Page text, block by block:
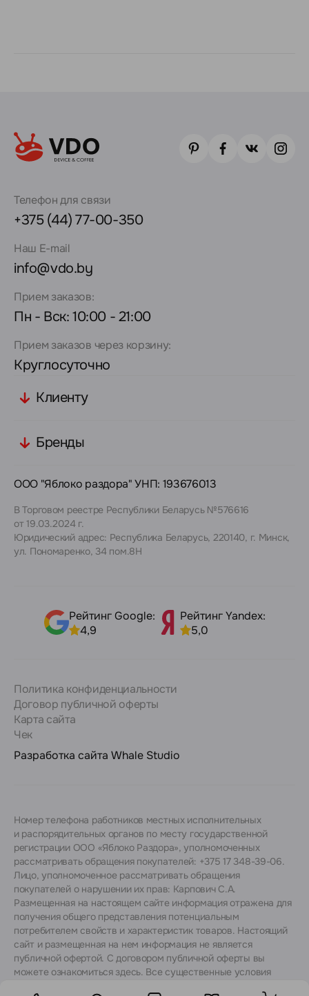
Телефон для связи
+375 (44) 77-00-350
Наш E-mail
info@vdo.by
Прием заказов:
Пн - Вск: 10:00 - 21:00
Прием заказов через корзину:
Круглосуточно
Клиенту
Бренды
ООО "Яблоко раздора" УНП: 193676013
В Торговом реестре Республики Беларусь №576616
от 19.03.2024 г.
Юридический адрес: Республика Беларусь, 220140, г. Минск,
ул. Пономаренко, 34 пом.8Н
Рейтинг Google:
4,9
Рейтинг Yandex:
5,0
Политика конфиденциальности
Договор публичной оферты
Карта сайта
Чек
Разработка сайта Whale Studio
Номер телефона работников местных исполнительных
и распорядительных органов по месту государственной
регистрации ООО «Яблоко Раздора», уполномоченных
рассматривать обращения покупателей: +375 17 348-39-06.
Лицо, уполномоченное рассматривать обращения
покупателей о нарушении их прав: Карпович С.А.
Размещенная на настоящем сайте информация отражена для
получения общего представления потенциальным
потребителем свойств и характеристик товаров. Настоящий
сайт и размещенная на нем информация не является
публичной офертой. С договором публичной оферты вы
можете ознакомиться здесь. Все существенные условия